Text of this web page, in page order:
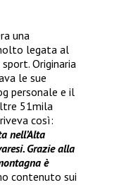
una
legata al
Originaria
le sue
personale e il
51mila
così:
nell’Alta
Grazie alla
è
contenuto sui